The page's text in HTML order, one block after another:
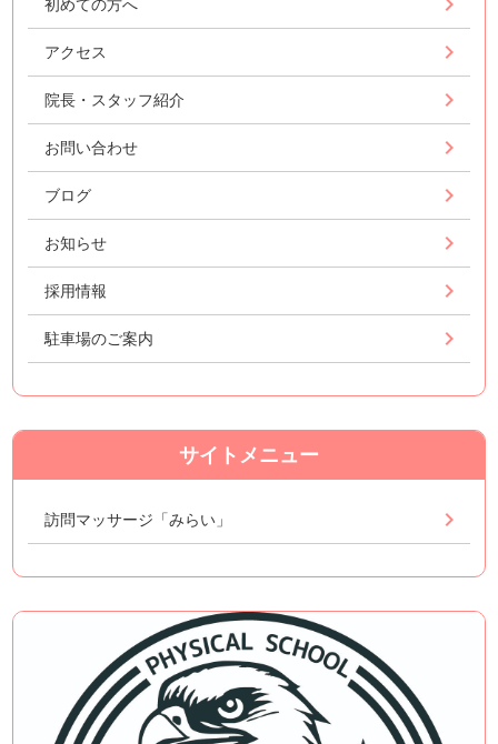
初めての方へ
アクセス
院長・スタッフ紹介
お問い合わせ
ブログ
お知らせ
採用情報
駐車場のご案内
サイトメニュー
訪問マッサージ「みらい」